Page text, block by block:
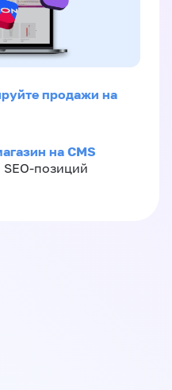
продажи на
на CMS
позиций